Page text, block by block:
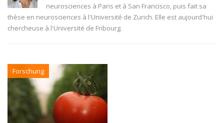
neurosciences à Paris et à San Francisco, puis fait sa
thèse en neurosciences à l'Université de Zurich. Elle est aujourd'hui
chercheuse à l'Université de Fribourg.
Forschung